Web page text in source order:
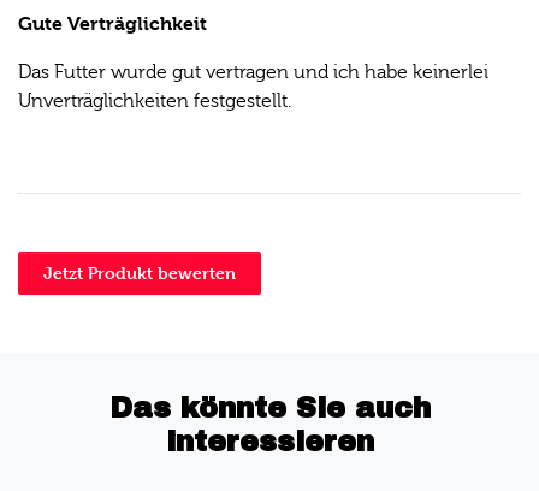
Gute Verträglichkeit
Das Futter wurde gut vertragen und ich habe keinerlei
Unverträglichkeiten festgestellt.
Jetzt Produkt bewerten
Das könnte Sie auch
interessieren